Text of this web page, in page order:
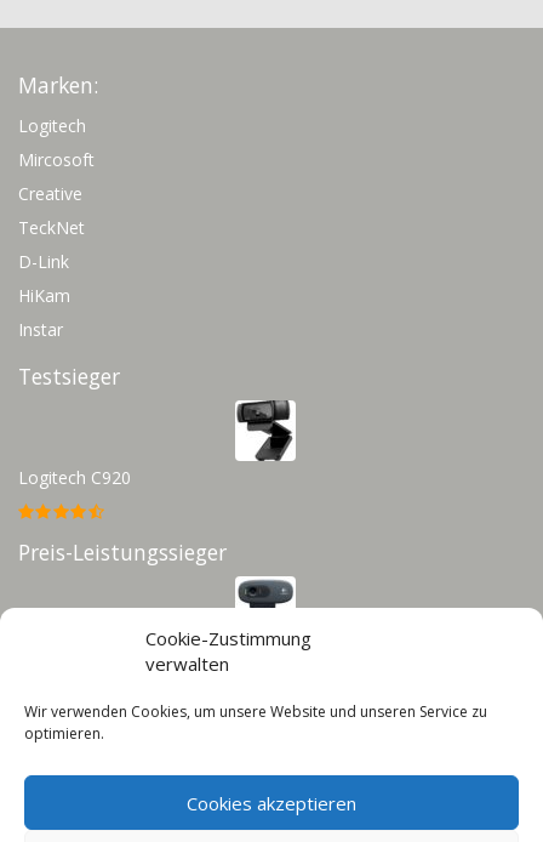
Cookie-Zustimmung
verwalten
Wir verwenden Cookies, um unsere Website und unseren Service zu
optimieren.
Cookies akzeptieren
Marken:
Logitech
Mircosoft
Creative
TeckNet
D-Link
HiKam
Instar
Testsieger
Logitech C920
Preis-Leistungssieger
Infos
Cookie-Richtlinie (EU)